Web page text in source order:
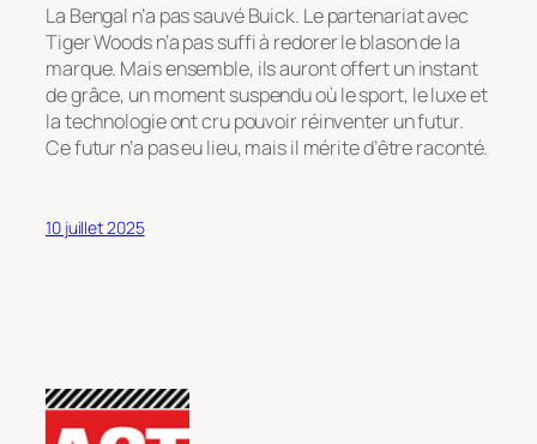
La Bengal n’a pas sauvé Buick. Le partenariat avec
Tiger Woods n’a pas suffi à redorer le blason de la
marque. Mais ensemble, ils auront offert un instant
de grâce, un moment suspendu où le sport, le luxe et
la technologie ont cru pouvoir réinventer un futur.
Ce futur n’a pas eu lieu, mais il mérite d’être raconté.
10 juillet 2025